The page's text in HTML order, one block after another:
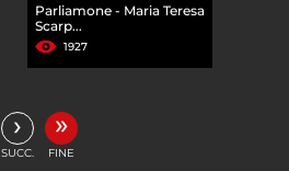
Parliamone - Maria Teresa
Scarp...
1927
›
SUCC.
»
FINE